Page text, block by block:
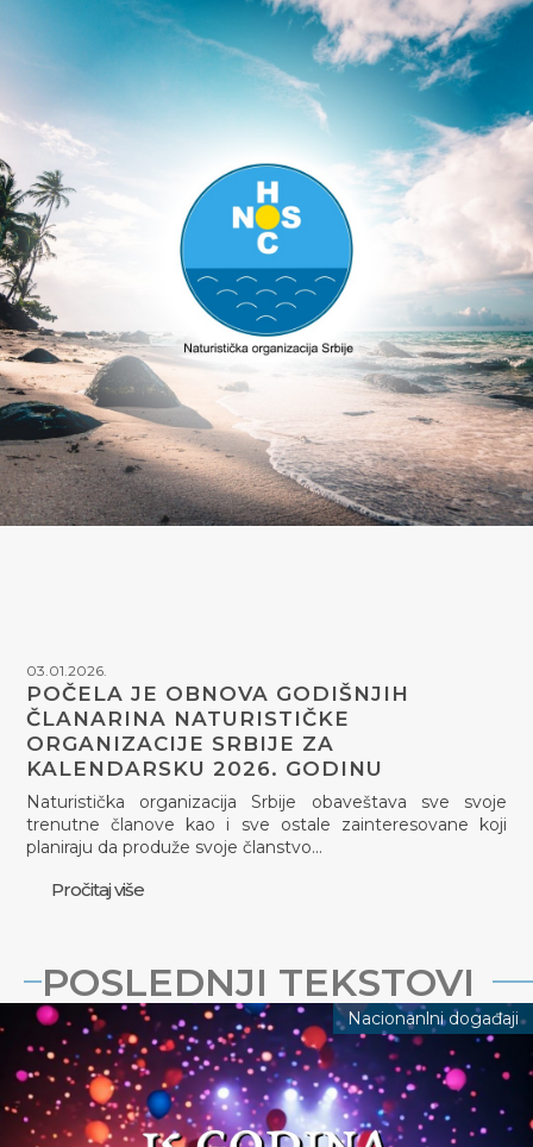
03.01.2026.
POČELA JE OBNOVA GODIŠNJIH
ČLANARINA NATURISTIČKE
ORGANIZACIJE SRBIJE ZA
KALENDARSKU 2026. GODINU
Naturistička organizacija Srbije obaveštava sve svoje
trenutne članove kao i sve ostale zainteresovane koji
planiraju da produže svoje članstvo…
Pročitaj više
POSLEDNJI TEKSTOVI
Nacionanlni događaji